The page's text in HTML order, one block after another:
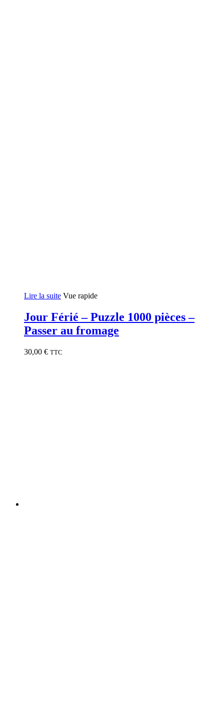
Lire la suite Vue rapide
Jour Férié – Puzzle 1000 pièces –
Passer au fromage
30,00 € TTC